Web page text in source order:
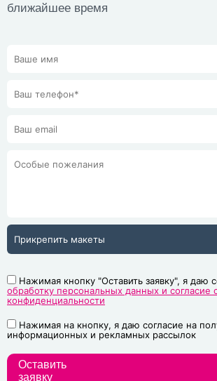
ближайшее время
Прикрепить макеты
Нажимая кнопку "Оставить заявку", я даю
обработку персональных данных и согласие
конфиденциальности
Нажимая на кнопку, я даю согласие на
информационных и рекламных рассылок
Оставить
заявку